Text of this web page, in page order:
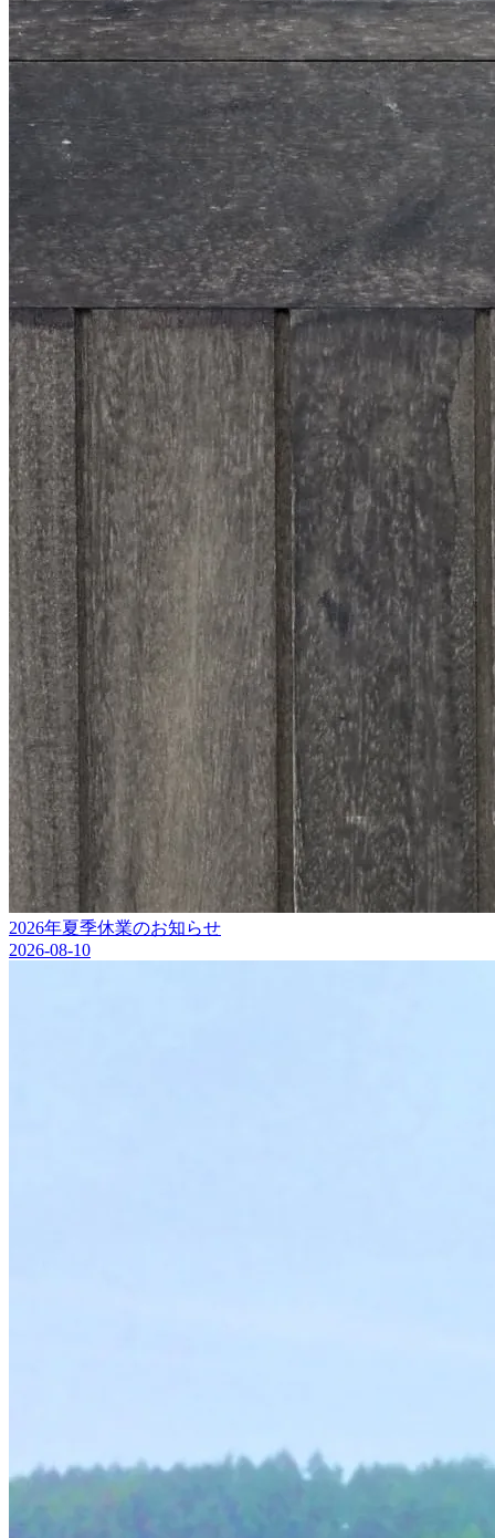
2026年夏季休業のお知らせ
2026-08-10